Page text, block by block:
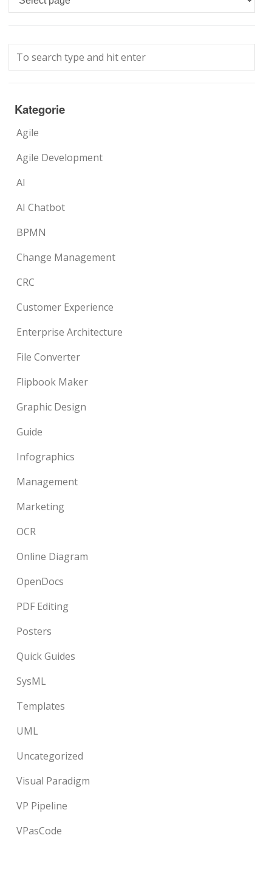
Kategorie
Agile
Agile Development
AI
AI Chatbot
BPMN
Change Management
CRC
Customer Experience
Enterprise Architecture
File Converter
Flipbook Maker
Graphic Design
Guide
Infographics
Management
Marketing
OCR
Online Diagram
OpenDocs
PDF Editing
Posters
Quick Guides
SysML
Templates
UML
Uncategorized
Visual Paradigm
VP Pipeline
VPasCode